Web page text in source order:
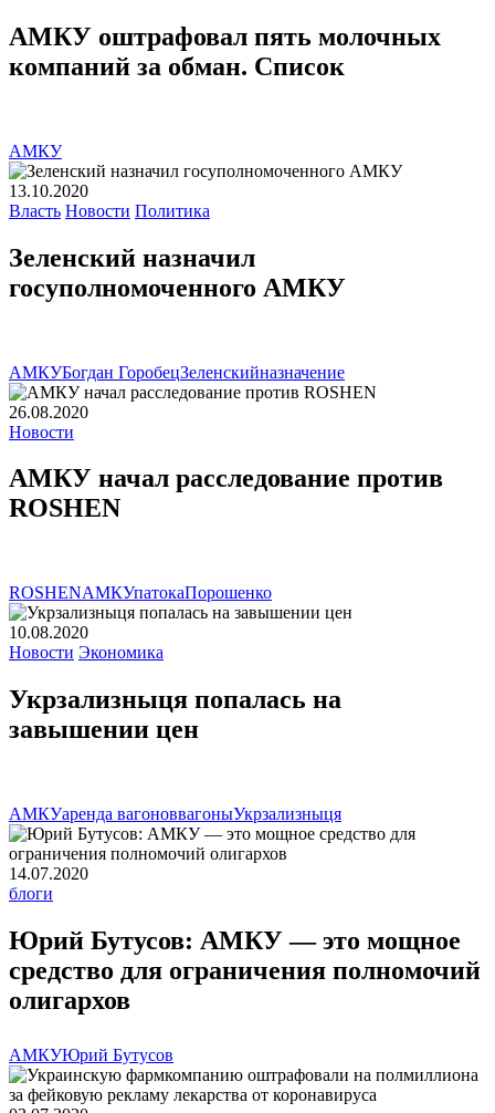
АМКУ оштрафовал пять молочных
компаний за обман. Список
АМКУ
13.10.2020
Власть Новости Политика
Зеленский назначил
госуполномоченного АМКУ
АМКУБогдан ГоробецЗеленскийназначение
26.08.2020
Новости
АМКУ начал расследование против
ROSHEN
ROSHENАМКУпатокаПорошенко
10.08.2020
Новости Экономика
Укрзализныця попалась на
завышении цен
АМКУаренда вагоноввагоныУкрзализныця
14.07.2020
блоги
Юрий Бутусов: АМКУ — это мощное
средство для ограничения полномочий
олигархов
АМКУЮрий Бутусов